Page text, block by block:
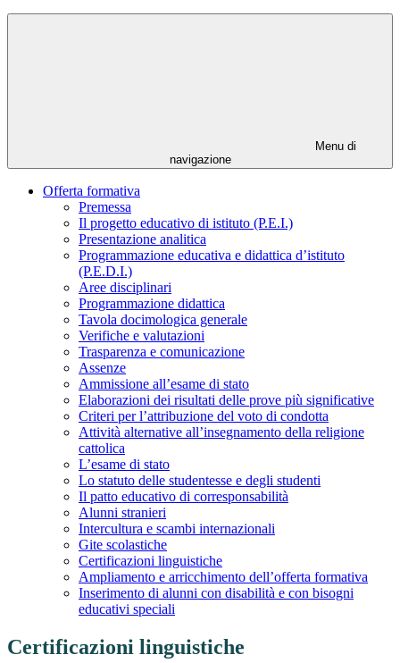
Menu di
navigazione
Offerta formativa
Premessa
Il progetto educativo di istituto (P.E.I.)
Presentazione analitica
Programmazione educativa e didattica d’istituto
(P.E.D.I.)
Aree disciplinari
Programmazione didattica
Tavola docimologica generale
Verifiche e valutazioni
Trasparenza e comunicazione
Assenze
Ammissione all’esame di stato
Elaborazioni dei risultati delle prove più significative
Criteri per l’attribuzione del voto di condotta
Attività alternative all’insegnamento della religione
cattolica
L’esame di stato
Lo statuto delle studentesse e degli studenti
Il patto educativo di corresponsabilità
Alunni stranieri
Intercultura e scambi internazionali
Gite scolastiche
Certificazioni linguistiche
Ampliamento e arricchimento dell’offerta formativa
Inserimento di alunni con disabilità e con bisogni
educativi speciali
Certificazioni linguistiche